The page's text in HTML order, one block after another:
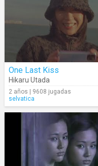
One Last Kiss
Hikaru Utada
2 años | 9608 jugadas
selvatica